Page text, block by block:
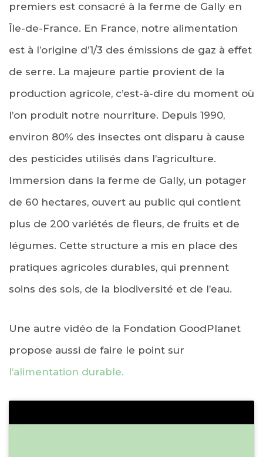
premiers est consacré à la ferme de Gally en
Île-de-France. En France, notre alimentation
est à l’origine d’1/3 des émissions de gaz à effet
de serre. La majeure partie provient de la
production agricole, c’est-à-dire du moment où
l’on produit notre nourriture. Depuis 1990,
environ 80% des insectes ont disparu à cause
des pesticides utilisés dans l’agriculture.
Immersion dans la ferme de Gally, un potager
de 60 hectares, ouvert au public qui contient
plus de 200 variétés de fleurs, de fruits et de
légumes. Cette structure a mis en place des
pratiques agricoles durables, qui prennent
soins des sols, de la biodiversité et de l’eau.
Une autre vidéo de la Fondation GoodPlanet
propose aussi de faire le point sur
l’alimentation durable.